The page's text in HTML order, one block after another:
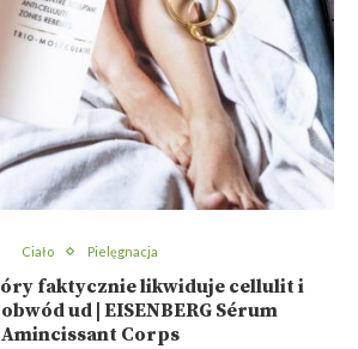
Ciało Pielęgnacja
faktycznie likwiduje cellulit i
ud | EISENBERG Sérum
Amincissant Corps